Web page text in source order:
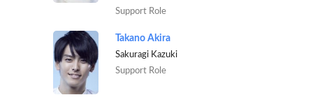
Support Role
Takano Akira
Sakuragi Kazuki
Support Role